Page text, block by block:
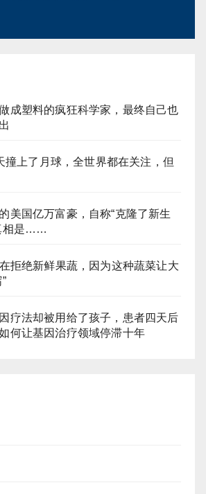
成塑料的疯狂科学家，最终自己也
撞上了月球，全世界都在关注，但
美国亿万富豪，自称“克隆了新生
相是……
拒绝新鲜果蔬，因为这种蔬菜让大
疗法却被用给了孩子，患者四天后
何让基因治疗领域停滞十年